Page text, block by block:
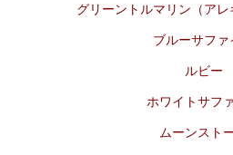
グリーントルマリン（アレ
ブルーサファ
ルビー
ホワイトサフ
ムーンスト